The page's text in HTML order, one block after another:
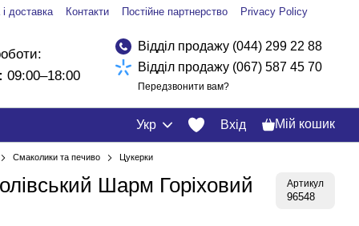
доставка Контакти Постійне партнерство Privacy Policy
09:00–18:00
Відділ продажу (044) 299 22 88
Відділ продажу (067) 587 45 70
Передзвонити вам?
Укр Вхід Мій кошик
Смаколики та печиво Цукерки
Шарм Горіховий Артикул
96548